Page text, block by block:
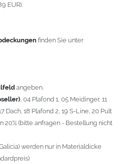
wird dieKaminhaubein 1,5mm Dicke
Schornsteinfeger
EUR).
finden Sie unter
angeben.
, 04 Plafond 1, 05 Meidinger, 11
Dach, 18 Plafond 2, 19 S-Line, 20 Pult
20% (bitte anfragen - Bestellung nicht
werden nur in Materialdicke